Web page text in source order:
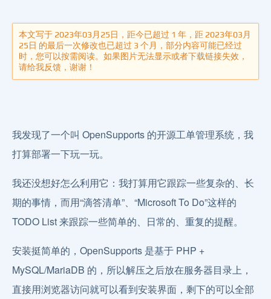
本文写于 2023年03月25日，距今已超过 1 年，距 2023年03月
25日 的最后一次修改也已超过 3 个月，部分内容可能已经过
时，您可以按需阅读。如果图片无法显示或者下载链接失效，
请给我反馈，谢谢！
我发现了一个叫 OpenSupports 的开源工单管理系统，我
打算部署一下玩一玩。
我还没想好怎么利用它：我打算用它跟踪一些复杂的、长
期的事情，而用“滴答清单”、“Microsoft To Do”这样的
TODO List 来跟踪一些简单的、日常的、重复的提醒。
安装挺简单的，OpenSupports 是基于 PHP +
MySQL/MariaDB 的，所以解压之后放在服务器目录上，
直接用浏览器访问就可以看到安装界面，剩下的可以全部